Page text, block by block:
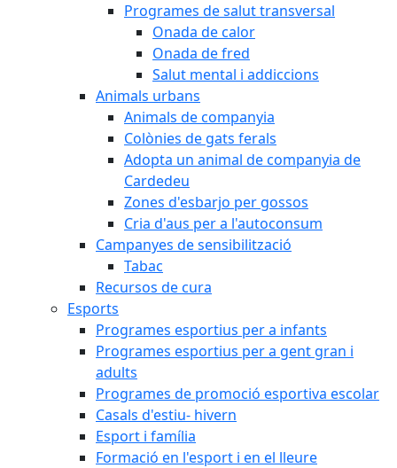
Programes de salut transversal
Onada de calor
Onada de fred
Salut mental i addiccions
Animals urbans
Animals de companyia
Colònies de gats ferals
Adopta un animal de companyia de
Cardedeu
Zones d'esbarjo per gossos
Cria d'aus per a l'autoconsum
Campanyes de sensibilització
Tabac
Recursos de cura
Esports
Programes esportius per a infants
Programes esportius per a gent gran i
adults
Programes de promoció esportiva escolar
Casals d'estiu- hivern
Esport i família
Formació en l'esport i en el lleure